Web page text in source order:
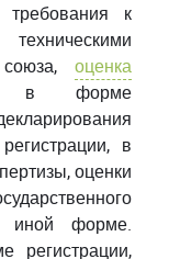
требования к
оценка
в форме
в
оценки
иной форме.
регистрации,